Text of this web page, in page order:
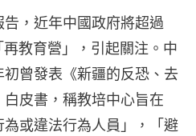
，近年中國政府將超過
教育營」，引起關注。中
曾發表《新疆的反恐、去
皮書，稱教培中心旨在
為或違法行為人員」，「避